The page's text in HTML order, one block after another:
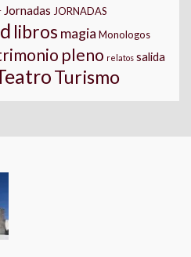
Jornadas JORNADAS
libros magia Monologos
pleno relatos salida
Turismo